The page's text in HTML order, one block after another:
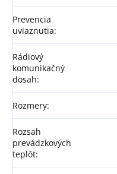
Prevencia
uviaznutia:
Rádiový
komunikačný
dosah:
Rozmery:
Rozsah
prevádzkových
teplôt: